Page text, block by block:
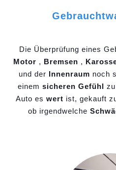
Die Überprüfung eines
Motor , Bremsen ,
und der Innenraum noch
einem sicheren Gefühl
Auto es wert ist, gekauft
ob irgendwelche